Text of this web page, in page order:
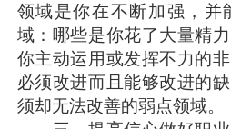
领域是你在不断加强，并
域：哪些是你花了大量精
你主动运用或发挥不力的
必须改进而且能够改进的
须却无法改善的弱点领